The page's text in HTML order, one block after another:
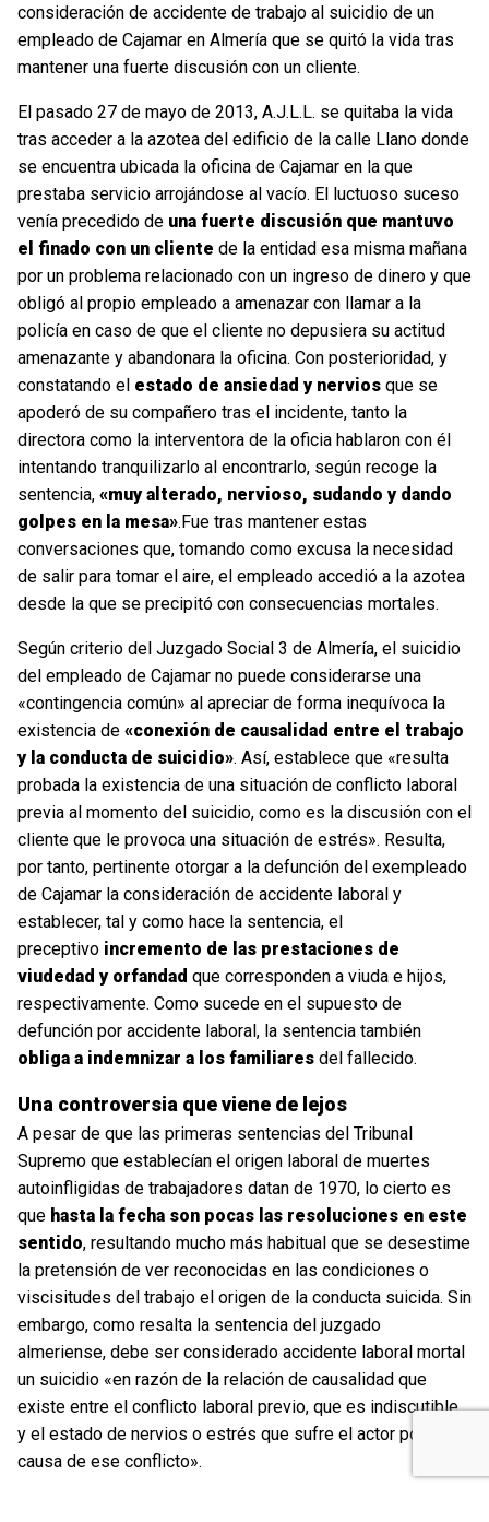
consideración de accidente de trabajo al suicidio de un
empleado de Cajamar en Almería que se quitó la vida tras
mantener una fuerte discusión con un cliente.
El pasado 27 de mayo de 2013, A.J.L.L. se quitaba la vida
tras acceder a la azotea del edificio de la calle Llano donde
se encuentra ubicada la oficina de Cajamar en la que
prestaba servicio arrojándose al vacío. El luctuoso suceso
venía precedido de una fuerte discusión que mantuvo
el finado con un cliente de la entidad esa misma mañana
por un problema relacionado con un ingreso de dinero y que
obligó al propio empleado a amenazar con llamar a la
policía en caso de que el cliente no depusiera su actitud
amenazante y abandonara la oficina. Con posterioridad, y
constatando el estado de ansiedad y nervios que se
apoderó de su compañero tras el incidente, tanto la
directora como la interventora de la oficia hablaron con él
intentando tranquilizarlo al encontrarlo, según recoge la
sentencia, «muy alterado, nervioso, sudando y dando
golpes en la mesa».Fue tras mantener estas
conversaciones que, tomando como excusa la necesidad
de salir para tomar el aire, el empleado accedió a la azotea
desde la que se precipitó con consecuencias mortales.
Según criterio del Juzgado Social 3 de Almería, el suicidio
del empleado de Cajamar no puede considerarse una
«contingencia común» al apreciar de forma inequívoca la
existencia de «conexión de causalidad entre el trabajo
y la conducta de suicidio». Así, establece que «resulta
probada la existencia de una situación de conflicto laboral
previa al momento del suicidio, como es la discusión con el
cliente que le provoca una situación de estrés». Resulta,
por tanto, pertinente otorgar a la defunción del exempleado
de Cajamar la consideración de accidente laboral y
establecer, tal y como hace la sentencia, el
preceptivo incremento de las prestaciones de
viudedad y orfandad que corresponden a viuda e hijos,
respectivamente. Como sucede en el supuesto de
defunción por accidente laboral, la sentencia también
obliga a indemnizar a los familiares del fallecido.
Una controversia que viene de lejos
A pesar de que las primeras sentencias del Tribunal
Supremo que establecían el origen laboral de muertes
autoinfligidas de trabajadores datan de 1970, lo cierto es
que hasta la fecha son pocas las resoluciones en este
sentido, resultando mucho más habitual que se desestime
la pretensión de ver reconocidas en las condiciones o
viscisitudes del trabajo el origen de la conducta suicida. Sin
embargo, como resalta la sentencia del juzgado
almeriense, debe ser considerado accidente laboral mortal
un suicidio «en razón de la relación de causalidad que
existe entre el conflicto laboral previo, que es indiscutible,
y el estado de nervios o estrés que sufre el actor por
causa de ese conflicto».